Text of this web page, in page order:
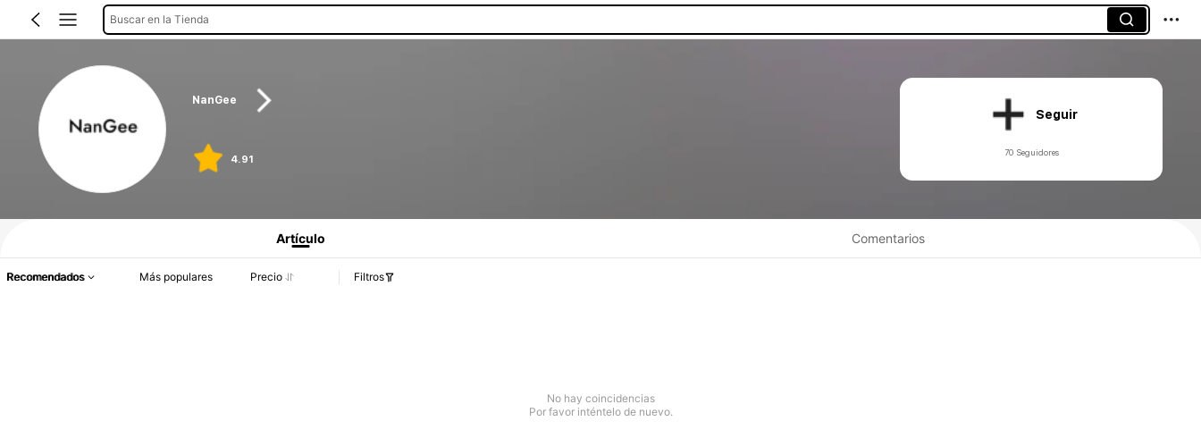
Buscar en la Tienda
NanGee
4.91
Seguir
70 Seguidores
Artículo Comentarios
Recomendados Más populares Precio Filtros
No hay coincidencias
Por favor inténtelo de nuevo.